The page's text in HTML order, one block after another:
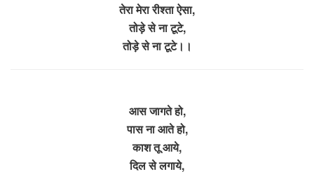
तेरा मेरा रीश्ता ऐसा,
तोड़े से ना टूटे,
तोड़े से ना टूटे।।
आस जागते हो,
पास ना आते हो,
काश तू आये,
दिल से लगाये,